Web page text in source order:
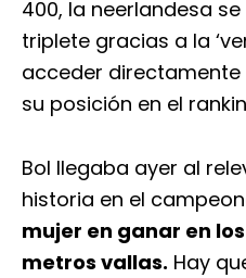
400, la neerlandesa
triplete gracias a la
acceder
su posición en el
Bol llegaba ayer al
historia en el
mujer en ganar en
metros vallas. Hay